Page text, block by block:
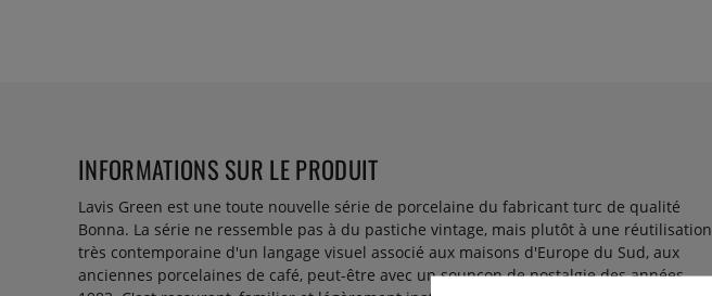
INFORMATIONS SUR LE PRODUIT
Lavis Green est une toute nouvelle série de porcelaine du fabricant turc de qualité
Bonna. La série ne ressemble pas à du pastiche vintage, mais plutôt à une réutilisation
très contemporaine d'un langage visuel associé aux maisons d'Europe du Sud, aux
anciennes porcelaines de café, peut-être avec un soupçon de nostalgie des années